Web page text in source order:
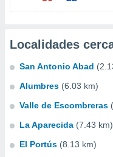
Localidades
San Antonio Abad
Alumbres (6.03 km)
Valle de Escombreras
La Aparecida (7.43 km)
El Portús (8.13 km)